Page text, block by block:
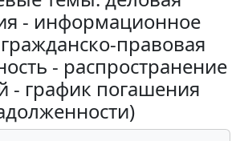
- информационное
правовая
- распространение
- график погашения